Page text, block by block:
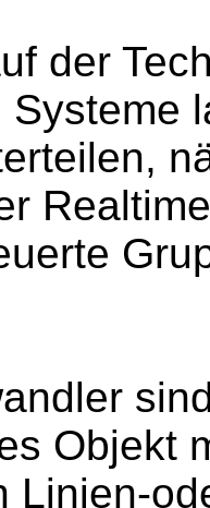
der
Systeme
Objekt
Linien-